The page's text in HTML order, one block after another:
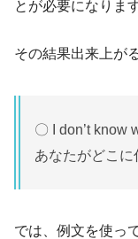
とが必要になります
その結果出来上が
〇 I don’t know
あなたがどこに
では、例文を使っ